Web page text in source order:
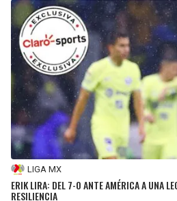
LIGA MX
ERIK LIRA: DEL 7-0 ANTE AMÉRICA A UNA
RESILIENCIA